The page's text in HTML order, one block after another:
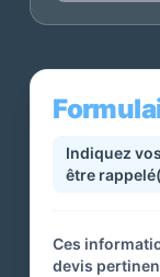
Indiquez
être
Ces
devis